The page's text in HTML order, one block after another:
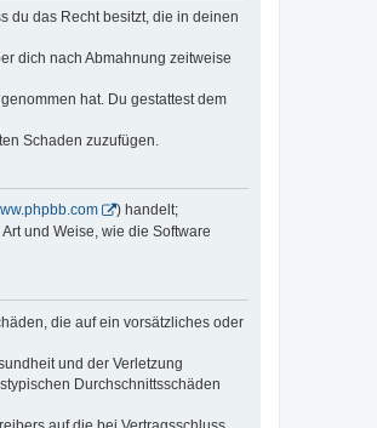
du das Recht besitzt, die in deinen
dich nach Abmahnung zeitweise
hat. Du gestattest dem
Schaden zuzufügen.
) handelt;
und Weise, wie die Software
die auf ein vorsätzliches oder
und der Verletzung
Durchschnittsschäden